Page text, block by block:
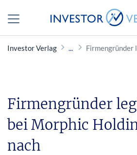
Investor Verlag Firmengründer
Firmengründer
bei Morphic
nach